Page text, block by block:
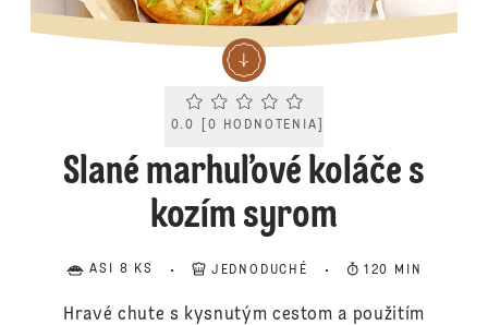
Current rating 0.0. Click to rate.
0.0 0 HODNOTENIA
Slané marhuľové koláče s
kozím syrom
ASI 8 KS JEDNODUCHÉ 120 MIN
Hravé chute s kysnutým cestom a použitím